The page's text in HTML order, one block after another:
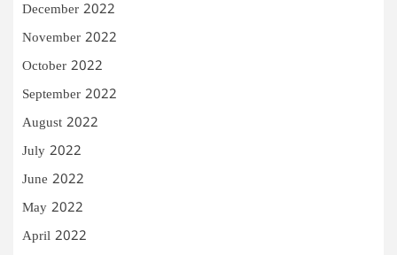
December 2022
November 2022
October 2022
September 2022
August 2022
July 2022
June 2022
May 2022
April 2022